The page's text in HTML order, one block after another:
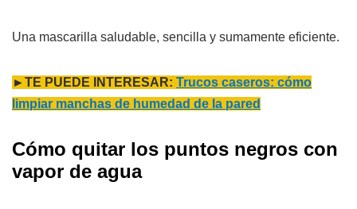
Una mascarilla saludable, sencilla y sumamente eficiente.
►TE PUEDE INTERESAR: Trucos caseros: cómo
limpiar manchas de humedad de la pared
Cómo quitar los puntos negros con
vapor de agua